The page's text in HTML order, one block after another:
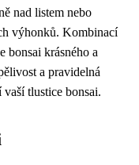
nad listem nebo
výhonků. Kombinací
bonsai krásného a
a pravidelná
tlustice bonsai.